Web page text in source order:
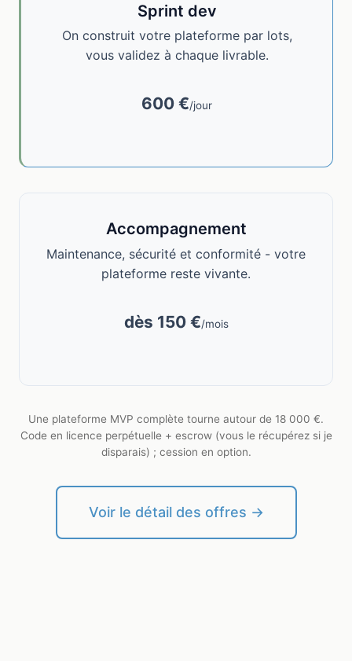
Sprint dev
On construit votre plateforme par lots,
vous validez à chaque livrable.
600 €/jour
Accompagnement
Maintenance, sécurité et conformité - votre
plateforme reste vivante.
dès 150 €/mois
Une plateforme MVP complète tourne autour de 18 000 €.
Code en licence perpétuelle + escrow (vous le récupérez si je
disparais) ; cession en option.
Voir le détail des offres →